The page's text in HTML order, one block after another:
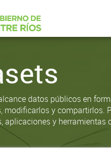
datos públicos en
modificarlos y compartirlos.
aplicaciones y herramientas